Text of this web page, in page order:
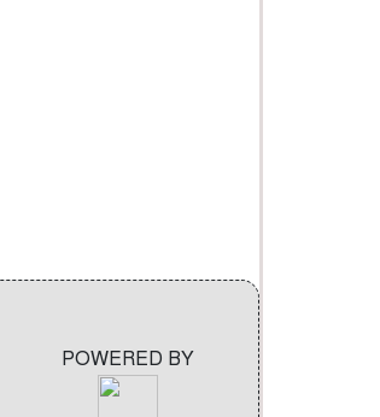
POWERED BY